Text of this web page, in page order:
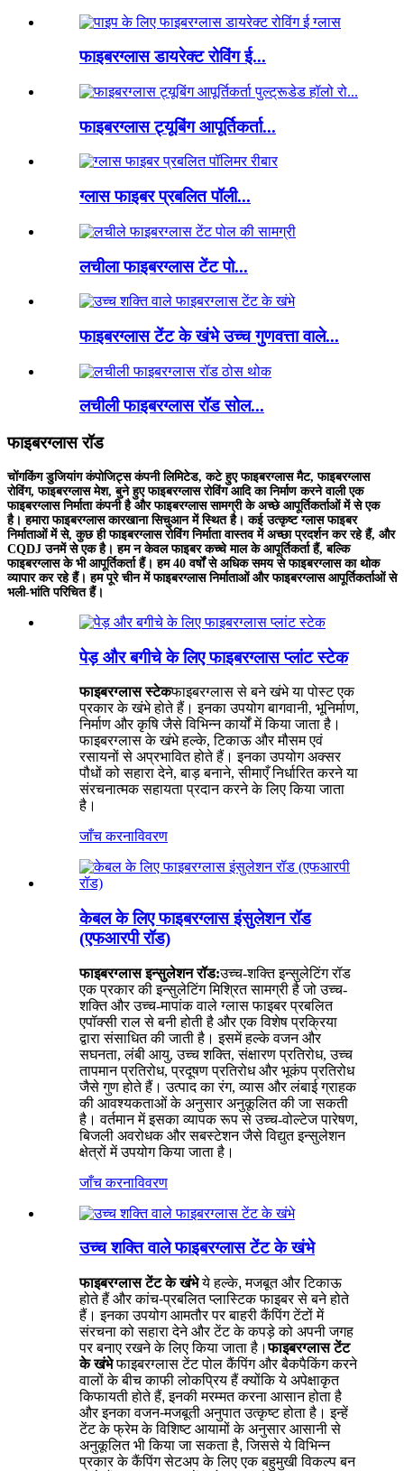
फाइबरग्लास डायरेक्ट रोविंग ई...
फाइबरग्लास ट्यूबिंग आपूर्तिकर्ता...
ग्लास फाइबर प्रबलित पॉली...
लचीला फाइबरग्लास टेंट पो...
फाइबरग्लास टेंट के खंभे उच्च गुणवत्ता वाले...
लचीली फाइबरग्लास रॉड सोल...
फाइबरग्लास रॉड
चोंगकिंग डुजियांग कंपोजिट्स कंपनी लिमिटेड, कटे हुए फाइबरग्लास मैट, फाइबरग्लास
रोविंग, फाइबरग्लास मेश, बुने हुए फाइबरग्लास रोविंग आदि का निर्माण करने वाली एक
फाइबरग्लास निर्माता कंपनी है और फाइबरग्लास सामग्री के अच्छे आपूर्तिकर्ताओं में से एक
है। हमारा फाइबरग्लास कारखाना सिचुआन में स्थित है। कई उत्कृष्ट ग्लास फाइबर
निर्माताओं में से, कुछ ही फाइबरग्लास रोविंग निर्माता वास्तव में अच्छा प्रदर्शन कर रहे हैं, और
CQDJ उनमें से एक है। हम न केवल फाइबर कच्चे माल के आपूर्तिकर्ता हैं, बल्कि
फाइबरग्लास के भी आपूर्तिकर्ता हैं। हम 40 वर्षों से अधिक समय से फाइबरग्लास का थोक
व्यापार कर रहे हैं। हम पूरे चीन में फाइबरग्लास निर्माताओं और फाइबरग्लास आपूर्तिकर्ताओं से
भली-भांति परिचित हैं।
पेड़ और बगीचे के लिए फाइबरग्लास प्लांट स्टेक
फाइबरग्लास स्टेकफाइबरग्लास से बने खंभे या पोस्ट एक
प्रकार के खंभे होते हैं। इनका उपयोग बागवानी, भूनिर्माण,
निर्माण और कृषि जैसे विभिन्न कार्यों में किया जाता है।
फाइबरग्लास के खंभे हल्के, टिकाऊ और मौसम एवं
रसायनों से अप्रभावित होते हैं। इनका उपयोग अक्सर
पौधों को सहारा देने, बाड़ बनाने, सीमाएँ निर्धारित करने या
संरचनात्मक सहायता प्रदान करने के लिए किया जाता
है।
जाँच करनाविवरण
केबल के लिए फाइबरग्लास इंसुलेशन रॉड
(एफआरपी रॉड)
फाइबरग्लास इन्सुलेशन रॉड:उच्च-शक्ति इन्सुलेटिंग रॉड
एक प्रकार की इन्सुलेटिंग मिश्रित सामग्री है जो उच्च-
शक्ति और उच्च-मापांक वाले ग्लास फाइबर प्रबलित
एपॉक्सी राल से बनी होती है और एक विशेष प्रक्रिया
द्वारा संसाधित की जाती है। इसमें हल्के वजन और
सघनता, लंबी आयु, उच्च शक्ति, संक्षारण प्रतिरोध, उच्च
तापमान प्रतिरोध, प्रदूषण प्रतिरोध और भूकंप प्रतिरोध
जैसे गुण होते हैं। उत्पाद का रंग, व्यास और लंबाई ग्राहक
की आवश्यकताओं के अनुसार अनुकूलित की जा सकती
है। वर्तमान में इसका व्यापक रूप से उच्च-वोल्टेज पारेषण,
बिजली अवरोधक और सबस्टेशन जैसे विद्युत इन्सुलेशन
क्षेत्रों में उपयोग किया जाता है।
जाँच करनाविवरण
उच्च शक्ति वाले फाइबरग्लास टेंट के खंभे
फाइबरग्लास टेंट के खंभे ये हल्के, मजबूत और टिकाऊ
होते हैं और कांच-प्रबलित प्लास्टिक फाइबर से बने होते
हैं। इनका उपयोग आमतौर पर बाहरी कैंपिंग टेंटों में
संरचना को सहारा देने और टेंट के कपड़े को अपनी जगह
पर बनाए रखने के लिए किया जाता है।फाइबरग्लास टेंट
के खंभे फाइबरग्लास टेंट पोल कैंपिंग और बैकपैकिंग करने
वालों के बीच काफी लोकप्रिय हैं क्योंकि ये अपेक्षाकृत
किफायती होते हैं, इनकी मरम्मत करना आसान होता है
और इनका वजन-मजबूती अनुपात उत्कृष्ट होता है। इन्हें
टेंट के फ्रेम के विशिष्ट आयामों के अनुसार आसानी से
अनुकूलित भी किया जा सकता है, जिससे ये विभिन्न
प्रकार के कैंपिंग सेटअप के लिए एक बहुमुखी विकल्प बन